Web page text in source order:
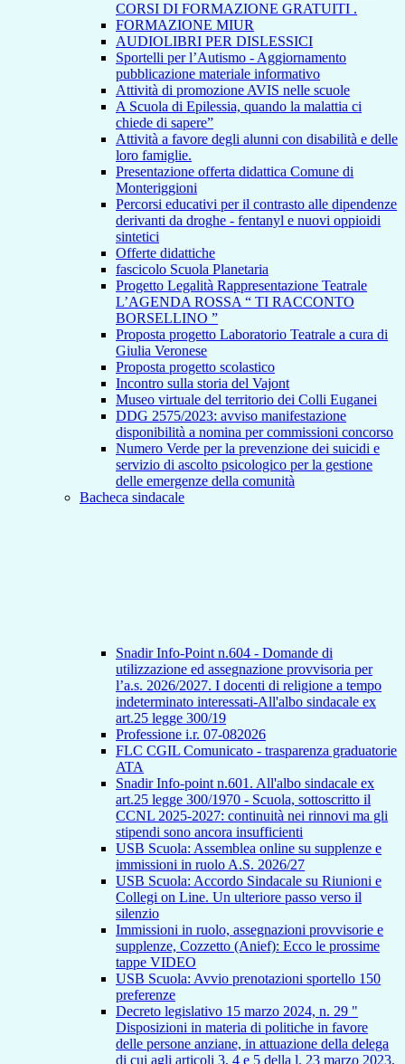
CORSI DI FORMAZIONE GRATUITI .
FORMAZIONE MIUR
AUDIOLIBRI PER DISLESSICI
Sportelli per l’Autismo - Aggiornamento
pubblicazione materiale informativo
Attività di promozione AVIS nelle scuole
A Scuola di Epilessia, quando la malattia ci
chiede di sapere”
Attività a favore degli alunni con disabilità e delle
loro famiglie.
Presentazione offerta didattica Comune di
Monteriggioni
Percorsi educativi per il contrasto alle dipendenze
derivanti da droghe - fentanyl e nuovi oppioidi
sintetici
Offerte didattiche
fascicolo Scuola Planetaria
Progetto Legalità Rappresentazione Teatrale
L’AGENDA ROSSA “ TI RACCONTO
BORSELLINO ”
Proposta progetto Laboratorio Teatrale a cura di
Giulia Veronese
Proposta progetto scolastico
Incontro sulla storia del Vajont
Museo virtuale del territorio dei Colli Euganei
DDG 2575/2023: avviso manifestazione
disponibilità a nomina per commissioni concorso
Numero Verde per la prevenzione dei suicidi e
servizio di ascolto psicologico per la gestione
delle emergenze della comunità
Bacheca sindacale
Snadir Info-Point n.604 - Domande di
utilizzazione ed assegnazione provvisoria per
l’a.s. 2026/2027. I docenti di religione a tempo
indeterminato interessati-All'albo sindacale ex
art.25 legge 300/19
Professione i.r. 07-082026
FLC CGIL Comunicato - trasparenza graduatorie
ATA
Snadir Info-point n.601. All'albo sindacale ex
art.25 legge 300/1970 - Scuola, sottoscritto il
CCNL 2025-2027: continuità nei rinnovi ma gli
stipendi sono ancora insufficienti
USB Scuola: Assemblea online su supplenze e
immissioni in ruolo A.S. 2026/27
USB Scuola: Accordo Sindacale su Riunioni e
Collegi on Line. Un ulteriore passo verso il
silenzio
Immissioni in ruolo, assegnazioni provvisorie e
supplenze, Cozzetto (Anief): Ecco le prossime
tappe VIDEO
USB Scuola: Avvio prenotazioni sportello 150
preferenze
Decreto legislativo 15 marzo 2024, n. 29 "
Disposizioni in materia di politiche in favore
delle persone anziane, in attuazione della delega
di cui agli articoli 3, 4 e 5 della l. 23 marzo 2023,